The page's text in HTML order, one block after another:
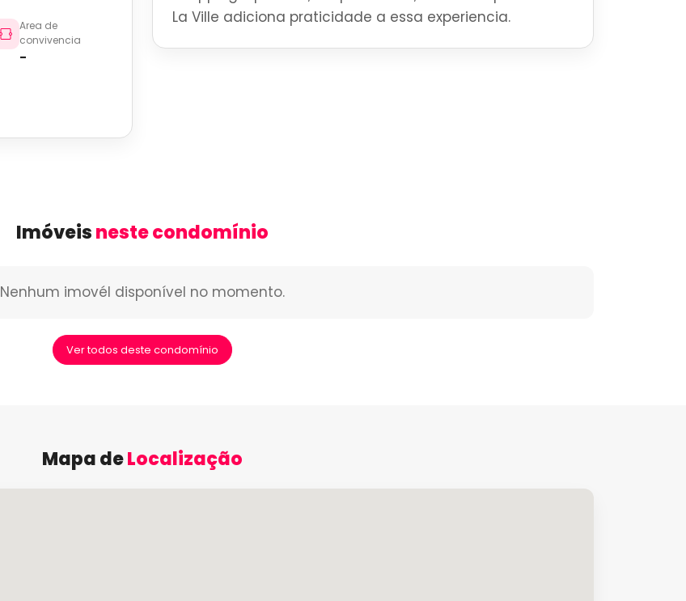
Area de
convivencia
-
La Ville adiciona praticidade a essa experiencia.
Imóveisneste condomínio
Nenhum imovél disponível no momento.
Ver todos deste condomínio
Mapa deLocalização